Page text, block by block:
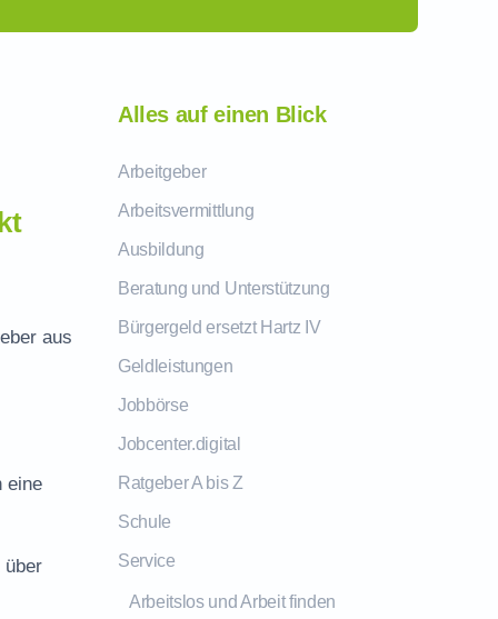
aus
eine
über
Alles auf einen Blick
Arbeitgeber
Arbeitsvermittlung
Ausbildung
Beratung und Unterstützung
Bürgergeld ersetzt Hartz IV
Geldleistungen
Jobbörse
Jobcenter.digital
Ratgeber A bis Z
Schule
Service
Arbeitslos und Arbeit finden